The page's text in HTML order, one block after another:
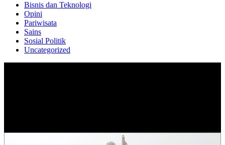
Bisnis dan Teknologi
Opini
Pariwisata
Sains
Sosial Politik
Uncategorized